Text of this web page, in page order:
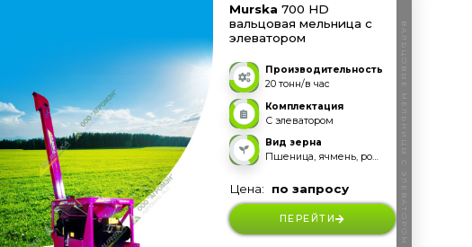
Murska 700 HD
вальцовая мельница с
элеватором
Производительность
20 тонн/в час
Комплектация
С элеватором
Вид зерна
Пшеница, ячмень, рожь, овес, тритикале и прочее
Цена: по запросу
ПЕРЕЙТИ ВАЛЬЦОВЫЕ МЕЛЬНИЦЫ С ЭЛЕВАТОРОМ